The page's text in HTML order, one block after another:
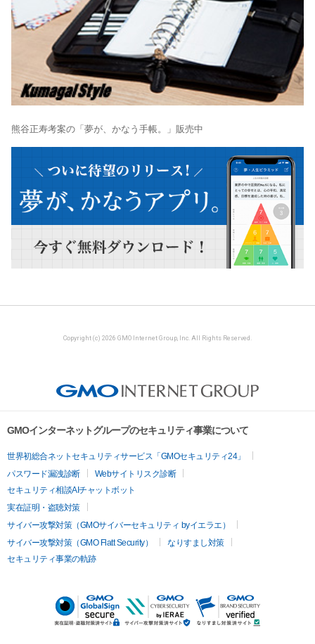
熊谷正寿考案の「夢が、かなう手帳。」販売中
Copyright (c) 2026 GMO Internet Group, Inc. All Rights Reserved.
GMOインターネットグループのセキュリティ事業について
世界初総合ネットセキュリティサービス「GMOセキュリティ24」
パスワード漏洩診断
Webサイトリスク診断
セキュリティ相談AIチャットボット
実在証明・盗聴対策
サイバー攻撃対策（GMOサイバーセキュリティ byイエラエ）
サイバー攻撃対策（GMO Flatt Security）
なりすまし対策
セキュリティ事業の軌跡